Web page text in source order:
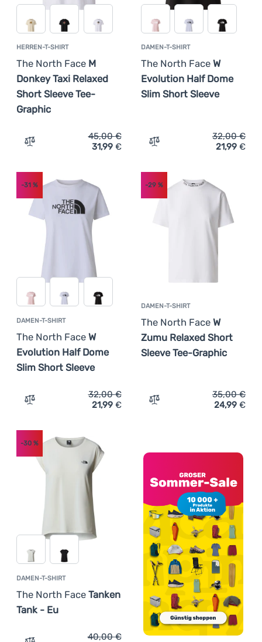
HERREN-T-SHIRT
The North Face M
Donkey Taxi Relaxed
Short Sleeve Tee-
Graphic
Zum Vergleich 'Herren-T-Shirt The North Face M
45,00€
31,99 €
DAMEN-T-SHIRT
The North Face W
Evolution Half Dome
Slim Short Sleeve
Zum Vergleich 'Damen-T-
32,00€
21,99 €
DAMEN-T-SHIRT
The North Face W
Evolution Half Dome
Slim Short Sleeve
-31 %
Zum Vergleich 'Damen-T-Shirt The North Face W
32,00€
21,99 €
DAMEN-T-SHIRT
The North Face W
Zumu Relaxed Short
Sleeve Tee-Graphic
-29%
Zum Vergleich 'Damen-T-
35,00€
24,99 €
DAMEN-T-SHIRT
The North Face Tanken
Tank - Eu
-30 %
40,00€